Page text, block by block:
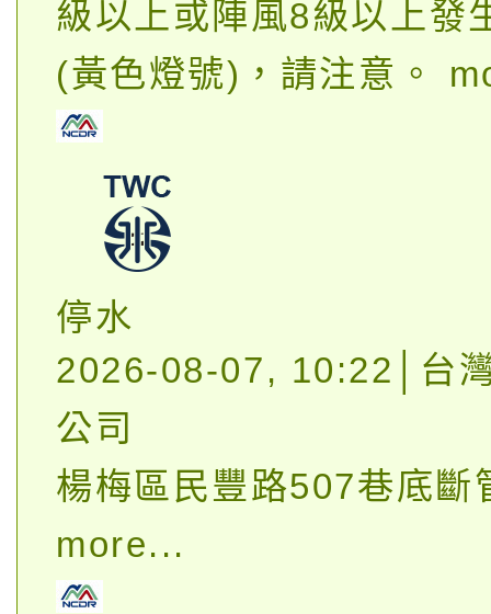
級以上或陣風8級以上發
(黃色燈號)，請注意。
停水
2026-08-07, 10:22│台
公司
楊梅區民豐路507巷底斷
more...